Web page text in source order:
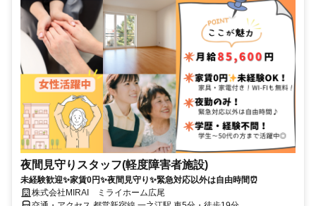
夜間見守りスタッフ(軽度障害者施設)
未経験歓迎✨家賃0円✨夜間見守り✨緊急対応以外は自由時間⏰
株式会社MIRAI ミライホーム広尾